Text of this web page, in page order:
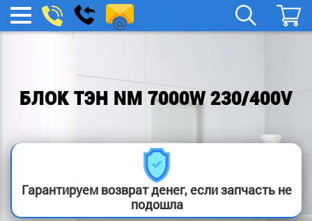
МЕНЮ
boylera@yandex.ru
Заказать
звонок
БЛОК ТЭН NM 7000W 230/400V
Гарантируем возврат денег, если запчасть не
подошла